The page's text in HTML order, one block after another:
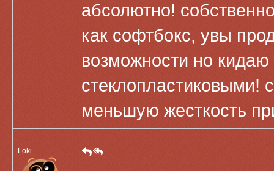
абсолютно!
как софтбокс, увы
возможности но кидаю
стеклопластиковыми!
меньшую жесткость
Loki